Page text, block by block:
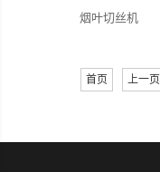
烟叶切丝机
首页 上一页